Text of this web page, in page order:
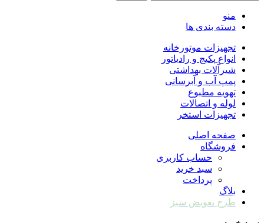
منو
دسته بندی ها
تجهیزات موتورخانه
انواع پکیج و رادیاتور
شیرآلات بهداشتی
پمپ آب و آبرسانی
تهویه مطبوع
لوله و اتصالات
تجهیزات استخر
صفحه اصلی
فروشگاه
حساب کاربری
سبد خرید
پرداخت
بلاگ
طرح تعویض سبز